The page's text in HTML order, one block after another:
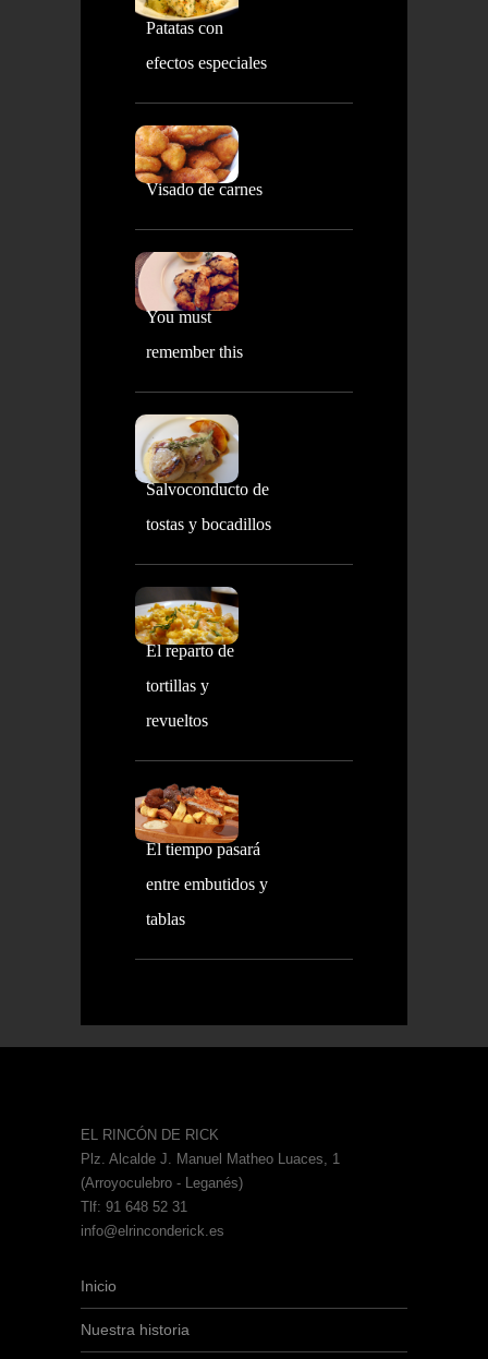
Patatas con
efectos especiales
Visado de carnes
You must
remember this
Salvoconducto de
tostas y bocadillos
El reparto de
tortillas y
revueltos
El tiempo pasará
entre embutidos y
tablas
EL RINCÓN DE RICK
Plz. Alcalde J. Manuel Matheo Luaces, 1
(Arroyoculebro - Leganés)
Tlf: 91 648 52 31
info@elrinconderick.es
Inicio
Nuestra historia